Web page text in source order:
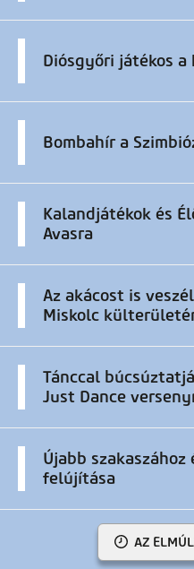
Diósgyőri játékos a
Bombahír a
Kalandjátékok és
Avasra
Az akácost is
Miskolc
Tánccal
Just Dance
Újabb
felújítása
AZ